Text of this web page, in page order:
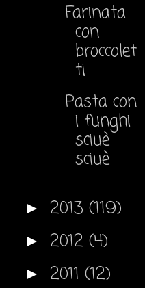
Farinata
con
broccolet
ti
Pasta con
i funghi
sciuè
sciuè
► 2013 (119)
► 2012 (4)
► 2011 (12)